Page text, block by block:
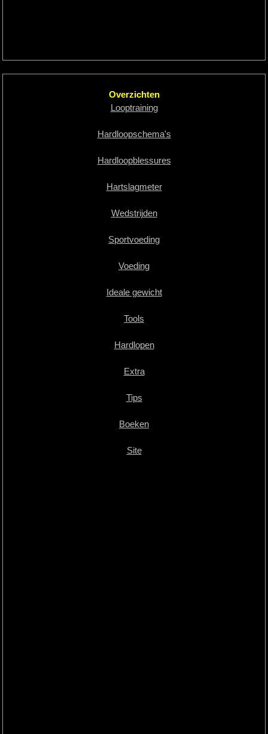
Overzichten
Looptraining
Hardloopschema's
Hardloopblessures
Hartslagmeter
Wedstrijden
Sportvoeding
Voeding
Ideale gewicht
Tools
Hardlopen
Extra
Tips
Boeken
Site